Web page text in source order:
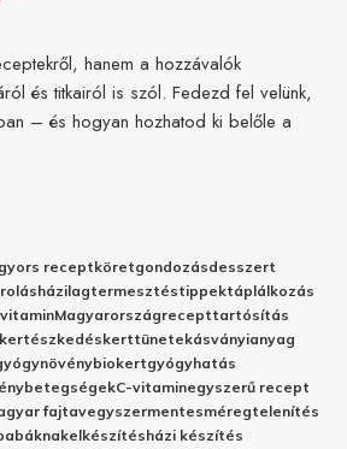
hanem a hozzávalók
és titkairól is szól. Fedezd fel velünk,
– és hogyan hozhatod ki belőle a
gyors receptköretgondozásdesszert
házilagtermesztéstippektáplálkozás
vitaminMagyarországrecepttartósítás
kertészkedéskerttünetekásványianyag
biokertgyógyhatás
betegségekC-vitaminegyszerű recept
fajtavegyszermentesméregtelenítés
elkészítésházi készítés